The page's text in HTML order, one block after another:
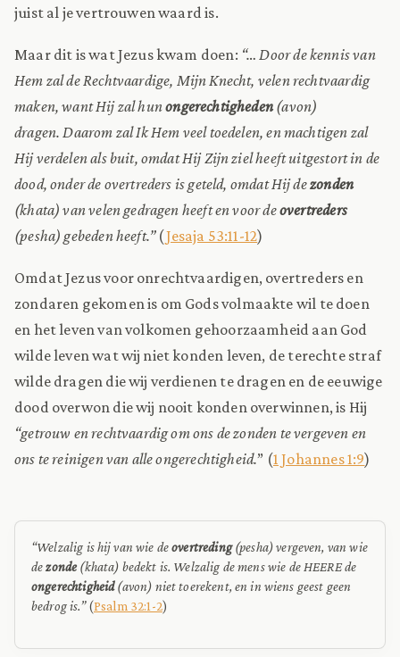
juist al je vertrouwen waard is.
Maar dit is wat Jezus kwam doen: “… Door de kennis van
Hem zal de Rechtvaardige, Mijn Knecht, velen rechtvaardig
maken, want Hij zal hunongerechtigheden (avon)
dragen. Daarom zal Ik Hem veel toedelen, en machtigen zal
Hij verdelen als buit, omdat Hij Zijn ziel heeft uitgestort in de
dood, onder de overtreders is geteld, omdat Hij dezonden
(khata) van velen gedragen heeft en voor deovertreders
(pesha) gebeden heeft.”(Jesaja 53:11-12)
Omdat Jezus voor onrechtvaardigen, overtreders en
zondaren gekomen is om Gods volmaakte wil te doen
en het leven van volkomen gehoorzaamheid aan God
wilde leven wat wij niet konden leven, de terechte straf
wilde dragen die wij verdienen te dragen en de eeuwige
dood overwon die wij nooit konden overwinnen, is Hij
“getrouw en rechtvaardig om ons de zonden te vergeven en
ons te reinigen van alle ongerechtigheid.” (1 Johannes 1:9)
“Welzalig is hij van wie deovertreding(pesha) vergeven, van wie
dezonde (khata) bedekt is. Welzalig de mens wie de HEERE de
ongerechtigheid(avon) niet toerekent, en in wiens geest geen
bedrog is.”(Psalm 32:1-2)